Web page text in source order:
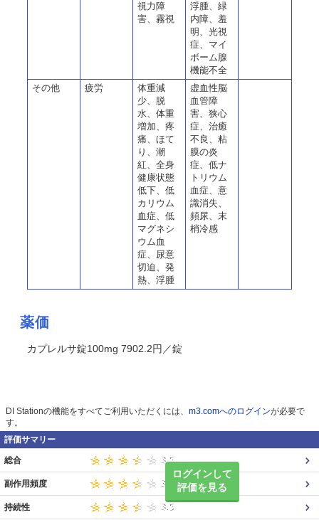
視力障
害、霧視
浮腫、緑
内障、羞
明、光視
症、マイ
ボーム腺
機能不全
その他
疲労
体重減
少、脱
水、体重
増加、疼
痛、ほて
り、潮
紅、全身
健康状態
低下、低
カリウム
血症、低
マグネシ
ウム血
症、尿意
切迫、発
熱、浮腫
虚血性脳
血管障
害、狭心
症、治癒
不良、粘
膜の炎
症、低ナ
トリウム
血症、意
識消失、
頻尿、末
梢冷感
薬価
カプレルサ錠100mg 7902.2円／錠
DI Stationの機能をすべてご利用いただくには、 m3.comへのログインが必要で
す。
評価サマリー
ログインして
評価を見る
総合
副作用頻度
持続性